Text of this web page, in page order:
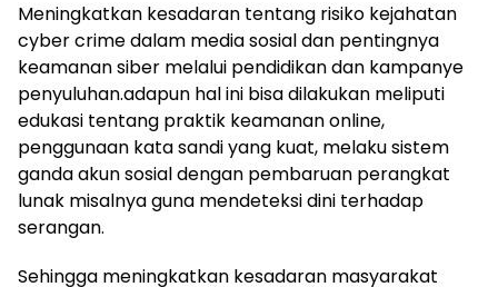
Meningkatkan kesadaran tentang risiko kejahatan
cyber crime dalam media sosial dan pentingnya
keamanan siber melalui pendidikan dan kampanye
penyuluhan.adapun hal ini bisa dilakukan meliputi
edukasi tentang praktik keamanan online,
penggunaan kata sandi yang kuat, melaku sistem
ganda akun sosial dengan pembaruan perangkat
lunak misalnya guna mendeteksi dini terhadap
serangan.
Sehingga meningkatkan kesadaran masyarakat